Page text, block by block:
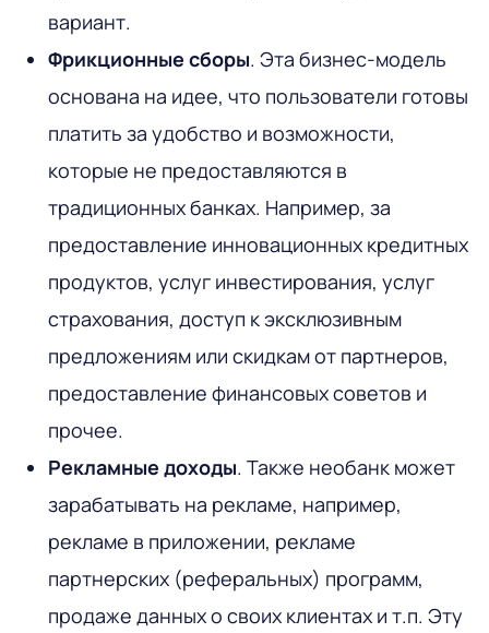
вариант.
Фрикционные сборы. Эта бизнес-модель
основана на идее, что пользователи готовы
платить за удобство и возможности,
которые не предоставляются в
традиционных банках. Например, за
предоставление инновационных кредитных
продуктов, услуг инвестирования, услуг
страхования, доступ к эксклюзивным
предложениям или скидкам от партнеров,
предоставление финансовых советов и
прочее.
Рекламные доходы. Также необанк может
зарабатывать на рекламе, например,
рекламе в приложении, рекламе
партнерских (реферальных) программ,
продаже данных о своих клиентах и т.п. Эту